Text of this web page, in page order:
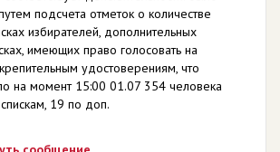
подсчета отметок о количестве
избирателей, дополнительных
имеющих право голосовать на
удостоверениям, что
на момент 15:00 01.07 354 человека
19 по доп.